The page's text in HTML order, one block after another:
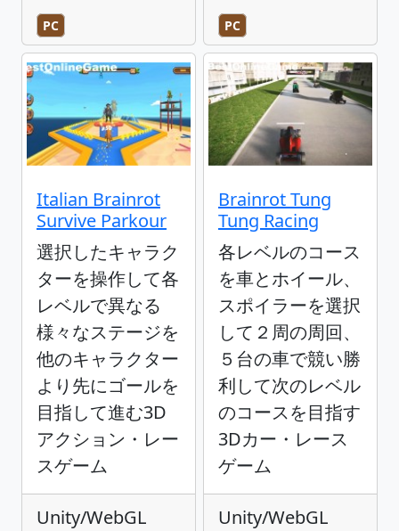
PC PC
Italian Brainrot
Survive Parkour
選択したキャラク
ターを操作して各
レベルで異なる
様々なステージを
他のキャラクター
より先にゴールを
目指して進む3D
アクション・レー
スゲーム
Unity/WebGL
Brainrot Tung
Tung Racing
各レベルのコース
を車とホイール、
スポイラーを選択
して２周の周回、
５台の車で競い勝
利して次のレベル
のコースを目指す
3Dカー・レース
ゲーム
Unity/WebGL